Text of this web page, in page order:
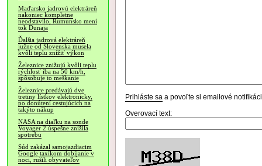
Maďarsko jadrovú elektráreň
nakoniec kompletne
neodstavilo, Rumunsko mení
tok Dunaja
Ďalšia jadrová elektráreň
južne od Slovenska musela
kvôli teplu znížiť výkon
Železnice znižujú kvôli teplu
rýchlosť iba na 50 km/h,
spôsobuje to meškanie
Železnice predávajú dve
tretiny lístkov elektronicky,
po donútení cestujúcich na
takýto nákup
NASA na diaľku na sonde
Voyager 2 úspešne znížila
spotrebu
Súd zakázal samojazdiacim
Google taxíkom dobíjanie v
noci, rušili obyvateľov
Prihláste sa a povoľte si emailové
Overovací text: